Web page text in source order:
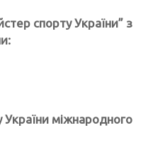
спорту України” з
України міжнародного